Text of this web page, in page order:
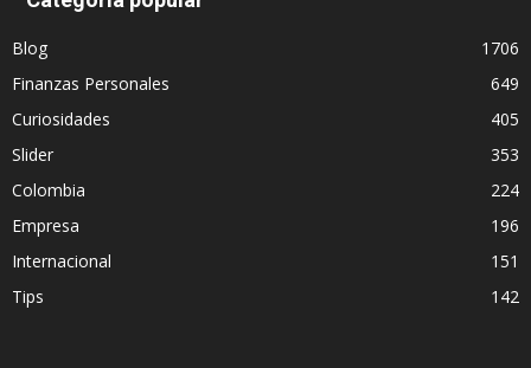
Blog
1706
Finanzas Personales
649
Curiosidades
405
Slider
353
Colombia
224
Empresa
196
Internacional
151
Tips
142